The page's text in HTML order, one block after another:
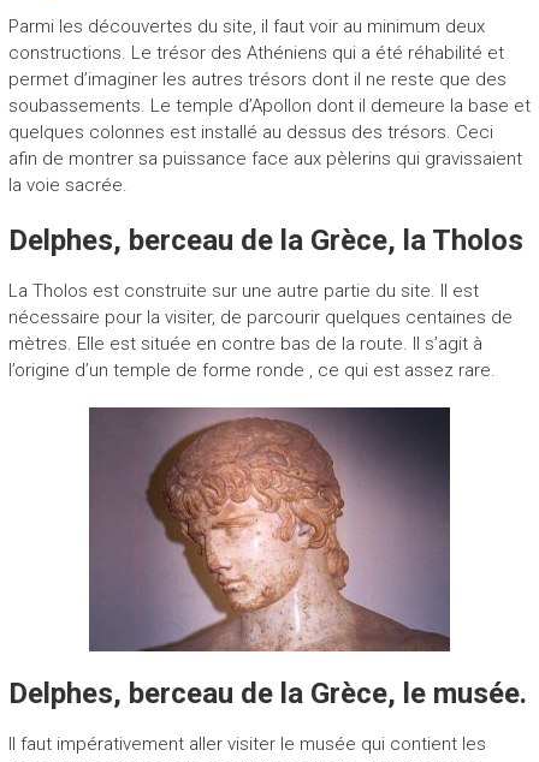
Parmi les découvertes du site, il faut voir au minimum deux
constructions. Le trésor des Athéniens qui a été réhabilité et
permet d’imaginer les autres trésors dont il ne reste que des
soubassements. Le temple d’Apollon dont il demeure la base et
quelques colonnes est installé au dessus des trésors. Ceci
afin de montrer sa puissance face aux pèlerins qui gravissaient
la voie sacrée.
Delphes, berceau de la Grèce, la Tholos
La Tholos est construite sur une autre partie du site. Il est
nécessaire pour la visiter, de parcourir quelques centaines de
mètres. Elle est située en contre bas de la route. Il s’agit à
l’origine d’un temple de forme ronde , ce qui est assez rare.
Delphes, berceau de la Grèce, le musée.
Il faut impérativement aller visiter le musée qui contient les